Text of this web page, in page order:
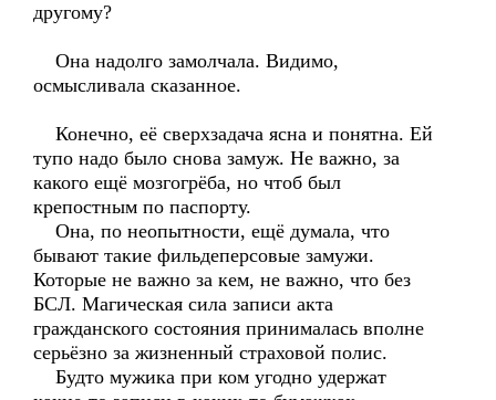
другому?
Она надолго замолчала. Видимо,
осмысливала сказанное.
Конечно, её сверхзадача ясна и понятна. Ей
тупо надо было снова замуж. Не важно, за
какого ещё мозгогрёба, но чтоб был
крепостным по паспорту.
Она, по неопытности, ещё думала, что
бывают такие фильдеперсовые замужи.
Которые не важно за кем, не важно, что без
БСЛ. Магическая сила записи акта
гражданского состояния принималась вполне
серьёзно за жизненный страховой полис.
Будто мужика при ком угодно удержат